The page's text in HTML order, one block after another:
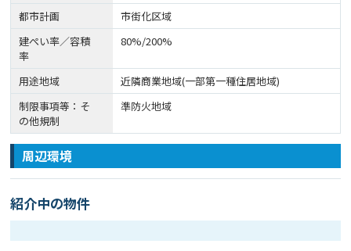
都市計画
市街化区域
建ぺい率／容積
率
80%/200%
用途地域
近隣商業地域(一部第一種住居地域)
制限事項等：そ
の他規制
準防火地域
周辺環境
紹介中の物件